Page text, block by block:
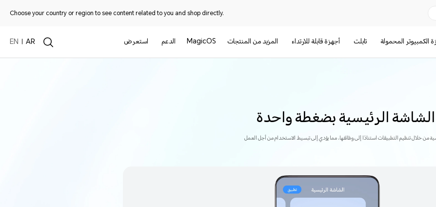
Choose your country or region to see content related to you and shop directly.
الكمبيوتر المحمولة تابلت أجهزة قابلة للارتداء المزيد من المنتجات MagicOS الدعم استعرض AR
EN
الرئيسية بضغطة واحدة
من خلال تنظيم التطبيقات استنادًا إلى وظائفها، مما يؤدي إلى تبسيط الاستخدام من أجل العمل